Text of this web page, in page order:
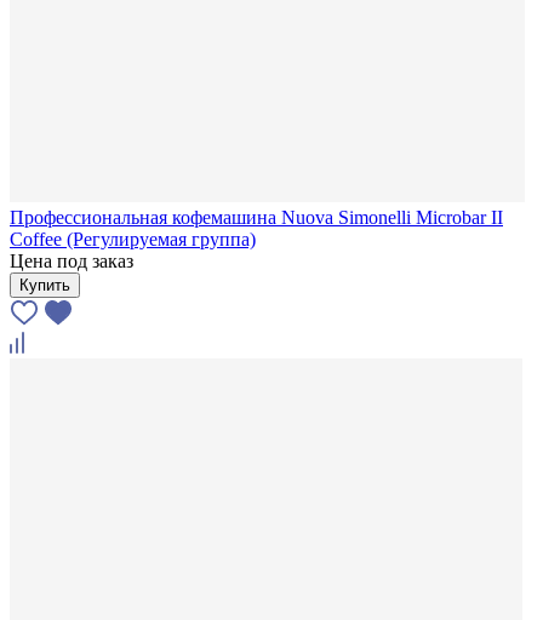
Профессиональная кофемашина Nuova Simonelli Microbar II
Coffee (Регулируемая группа)
Цена под заказ
Купить